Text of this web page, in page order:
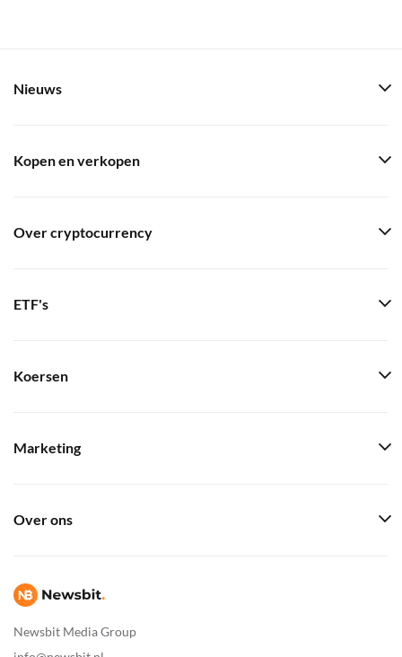
Newsbit Media Group
Nieuws
Kopen en verkopen
Over cryptocurrency
ETF's
Koersen
Marketing
Over ons